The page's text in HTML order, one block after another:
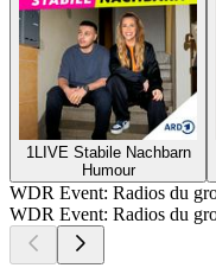
1LIVE Stabile Nachbarn
Humour
WDR Event: Radios du
WDR Event: Radios du